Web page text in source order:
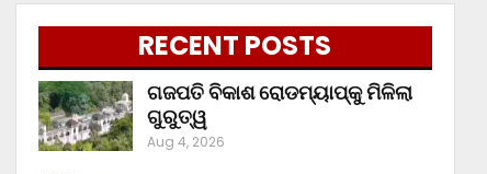
RECENT POSTS
ଗଜପତି ବିକାଶ ରୋଡମ୍ୟାପ୍‌କୁ ମିଳିଲା
ଗୁରୁତ୍ୱ
Aug 4, 2026